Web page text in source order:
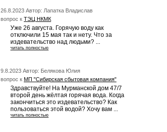
26.8.2023 Автор: Лапатка Владислав
вопрос к ТЭЦ НКМК
Уже 26 августа. Горячую воду как
отключили 15 мая так и нету. Что за
издевательство над людьми? ...
читать полностью
9.8.2023 Автор: Белякова Юлия
вопрос к МП "Сибирская сбытовая компания"
Здравствуйте! На Мурманской дом 47/7
второй день жёлтая горячая вода. Когда
закончиться это издевательство? Как
пользоваться этой водой? Хочу вам ...
читать полностью